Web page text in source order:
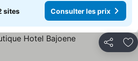
sites Consulter les prix
Partager